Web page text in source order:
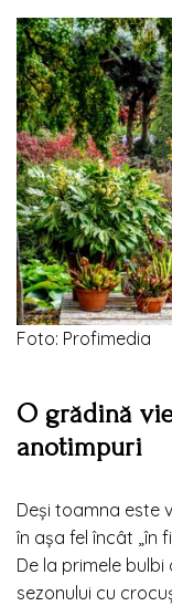
Foto: Profimedia
O grădină
anotimpuri
Deși toamna este
în așa fel încât „în
De la primele
sezonului cu